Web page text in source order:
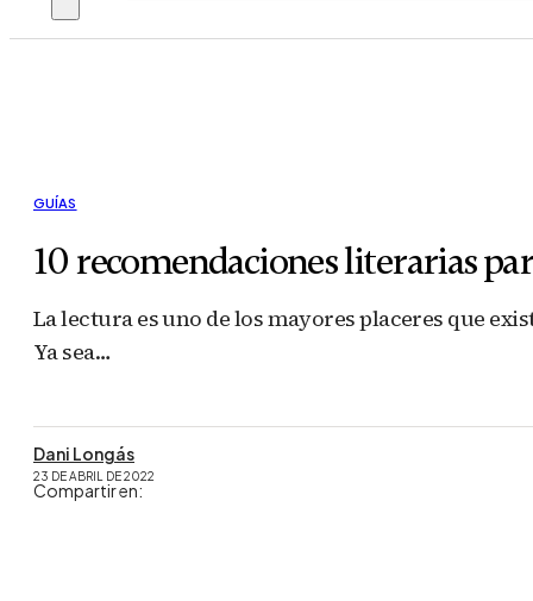
GUÍAS
10 recomendaciones literarias
La lectura es uno de los mayores placeres que
Ya sea…
Dani Longás
23 DE ABRIL DE 2022
Compartir en: